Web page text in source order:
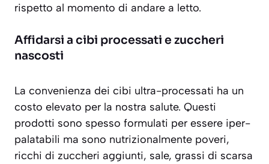
rispetto al momento di andare a letto.
Affidarsi a cibi processati e zuccheri
nascosti
La convenienza dei cibi ultra-processati ha un
costo elevato per la nostra salute. Questi
prodotti sono spesso formulati per essere iper-
palatabili ma sono nutrizionalmente poveri,
ricchi di zuccheri aggiunti, sale, grassi di scarsa